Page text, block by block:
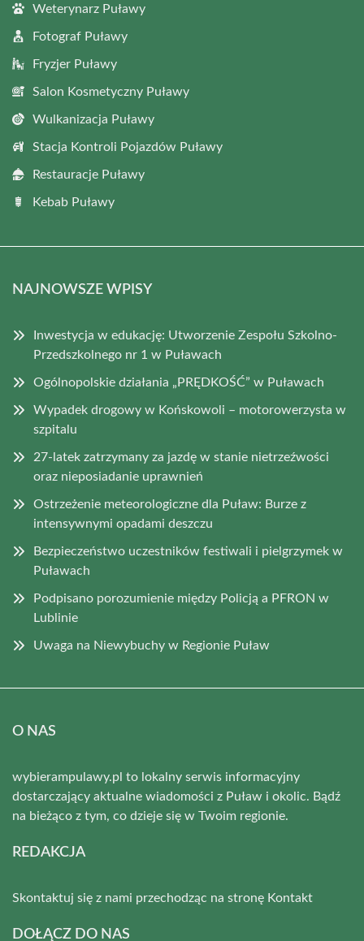
Weterynarz Puławy
Fotograf Puławy
Fryzjer Puławy
Salon Kosmetyczny Puławy
Wulkanizacja Puławy
Stacja Kontroli Pojazdów Puławy
Restauracje Puławy
Kebab Puławy
NAJNOWSZE WPISY
Inwestycja w edukację: Utworzenie Zespołu Szkolno-
Przedszkolnego nr 1 w Puławach
Ogólnopolskie działania „PRĘDKOŚĆ” w Puławach
Wypadek drogowy w Końskowoli – motorowerzysta w
szpitalu
27-latek zatrzymany za jazdę w stanie nietrzeźwości
oraz nieposiadanie uprawnień
Ostrzeżenie meteorologiczne dla Puław: Burze z
intensywnymi opadami deszczu
Bezpieczeństwo uczestników festiwali i pielgrzymek w
Puławach
Podpisano porozumienie między Policją a PFRON w
Lublinie
Uwaga na Niewybuchy w Regionie Puław
O NAS
wybierampulawy.pl to lokalny serwis informacyjny
dostarczający aktualne wiadomości z Puław i okolic. Bądź
na bieżąco z tym, co dzieje się w Twoim regionie.
REDAKCJA
Skontaktuj się z nami przechodząc na stronę Kontakt
DOŁĄCZ DO NAS